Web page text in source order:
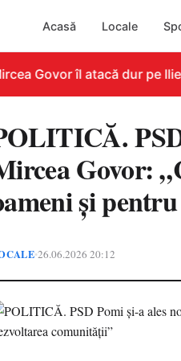
Acasă Locale
Govor îl atacă dur pe
Govor:
și
•26.06.2026 20:12